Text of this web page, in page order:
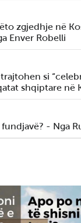
zgjedhje në
Enver Robelli
si
shqiptare në
- Nga